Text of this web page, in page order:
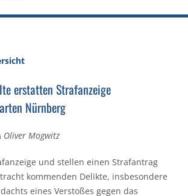
erstatten Strafanzeige
Nürnberg
Oliver Mogwitz
und stellen einen Strafantrag
kommenden Delikte, insbesondere
eines Verstoßes gegen das